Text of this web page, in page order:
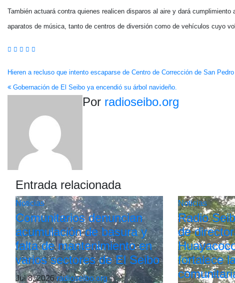
También actuará contra quienes realicen disparos al aire y dará
aparatos de música, tanto de centros de diversión como de vehículos cuyo
Navegación
de
entradas
Hieren a recluso que intento escaparse de Centro de Corrección de San
Gobernación de El Seibo ya encendió su árbol navideño.
Por radioseibo.org
Entrada relacionada
Noticias
Comunitarios denuncian
acumulación de basura y
falta de mantenimiento en
varios sectores de El Seibo
Jul 8, 2026radioseibo.org
Noticias
Radio
de
fortalece